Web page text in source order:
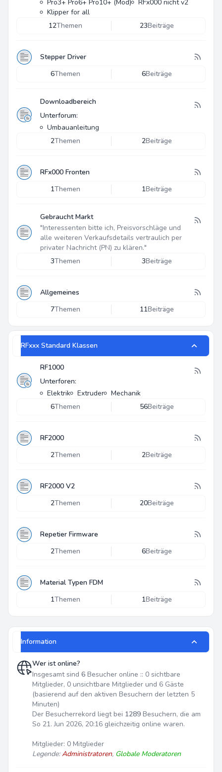
Pro3+ Pro6+ Pro10+ (Mod)
RFx000 nicht v2
Klipper for all
12Themen 23Beiträge
Stepper Driver
6Themen 6Beiträge
Downloadbereich
Unterforum:
Umbauanleitung
2Themen 2Beiträge
RFx000 Fronten
1Themen 1Beiträge
Gebraucht Markt
"Interessenten bitte ich, Preisvorschläge und
alle weiteren Verkaufsdetails vertraulich per
privater Nachricht (PN) zu klären."
3Themen 3Beiträge
Allgemeines
7Themen 11Beiträge
RFxxx Standard Klassen
RF1000
Unterforen:
Elektrik
Extruder
Mechanik
6Themen 56Beiträge
RF2000
2Themen 2Beiträge
RF2000 V2
2Themen 20Beiträge
Repetier Firmware
2Themen 6Beiträge
Material Typen FDM
1Themen 1Beiträge
Information
Wer ist online?
Insgesamt sind 6 Besucher online :: 0 sichtbare
Mitglieder, 0 unsichtbare Mitglieder und 6 Gäste
(basierend auf den aktiven Besuchern der letzten 5
Minuten)
Der Besucherrekord liegt bei 1289 Besuchern, die am
So 21. Jun 2026, 20:16 gleichzeitig online waren.
Mitglieder: 0 Mitglieder
Legende:Administratoren, Globale Moderatoren